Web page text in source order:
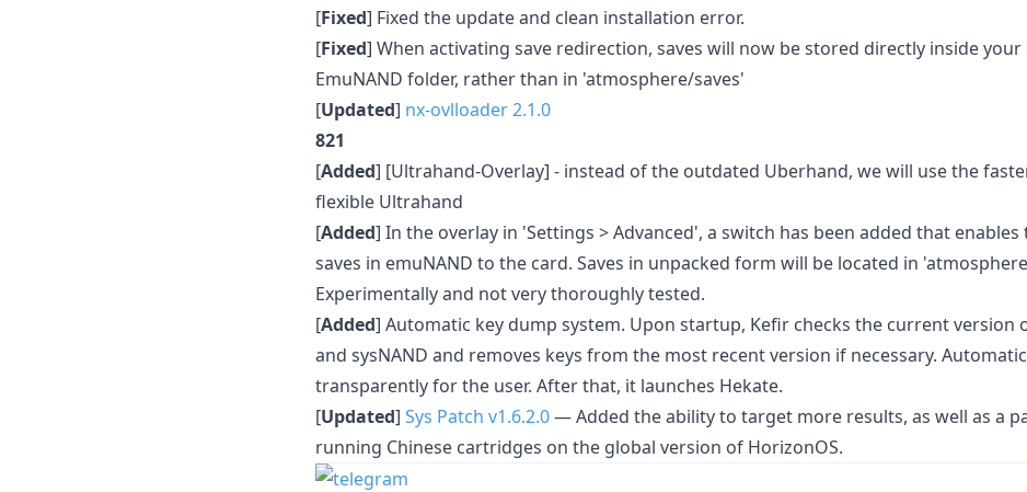
[Fixed] Fixed the update and clean installation error.
[Fixed] When activating save redirection, saves will now be stored directly inside your
EmuNAND folder, rather than in 'atmosphere/saves'
[Updated] nx-ovlloader 2.1.0
821
[Added] [Ultrahand-Overlay] - instead of the outdated Uberhand, we will use the
flexible Ultrahand
[Added] In the overlay in 'Settings > Advanced', a switch has been added that
saves in emuNAND to the card. Saves in unpacked form will be located in
Experimentally and not very thoroughly tested.
[Added] Automatic key dump system. Upon startup, Kefir checks the current version
and sysNAND and removes keys from the most recent version if necessary.
transparently for the user. After that, it launches Hekate.
[Updated] Sys Patch v1.6.2.0— Added the ability to target more results, as well as a
running Chinese cartridges on the global version of HorizonOS.